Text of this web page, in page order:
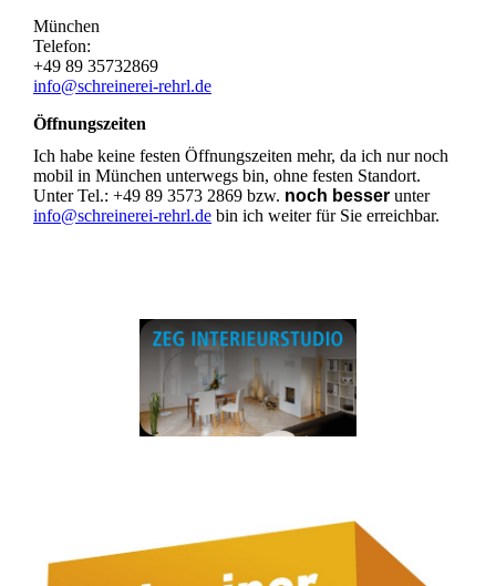
München
Telefon:
+49 89 35732869
info@schreinerei-rehrl.de
Öffnungszeiten
Ich habe keine festen Öffnungszeiten mehr, da ich nur noch
mobil in München unterwegs bin, ohne festen Standort.
Unter Tel.: +49 89 3573 2869 bzw. noch besser unter
info@schreinerei-rehrl.de bin ich weiter für Sie erreichbar.